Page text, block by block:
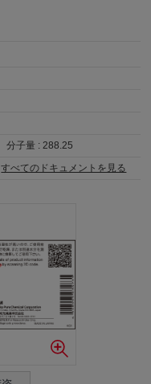
分子量 :288.25
すべてのドキュメントを見る